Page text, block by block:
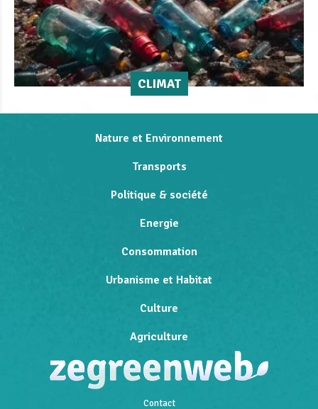
CLIMAT
Nature et Environnement
Transports
Politique & société
Energie
Consommation
Urbanisme et Habitat
Culture
Agriculture
Contact